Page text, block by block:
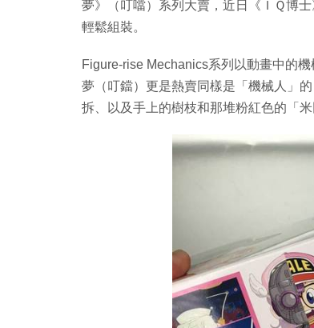
夢》（叮噹）系列大賣，近日《ＩＱ博
輕鬆組裝。
Figure-rise Mechanics系列以動畫中的
夢（叮鐺）更是熱賣同樣是「機械人」
拆、以及手上的樹枝和那堆粉紅色的「米